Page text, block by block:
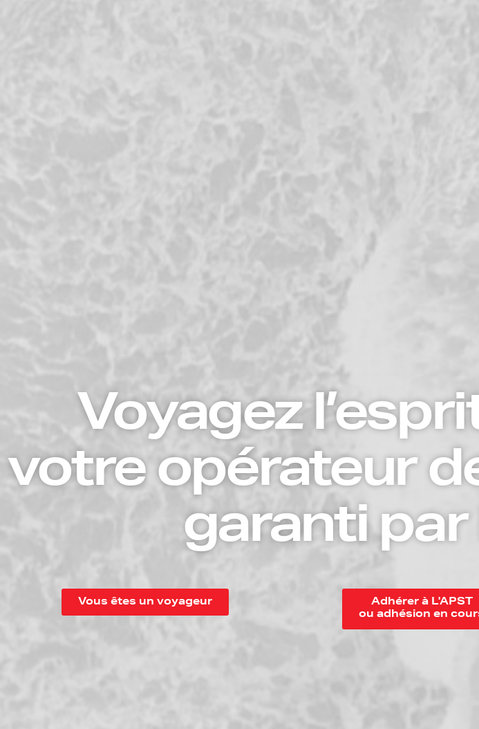
Voyagez
votre opérateur
garanti par
Vous êtes un voyageur Adhérer à L'APST